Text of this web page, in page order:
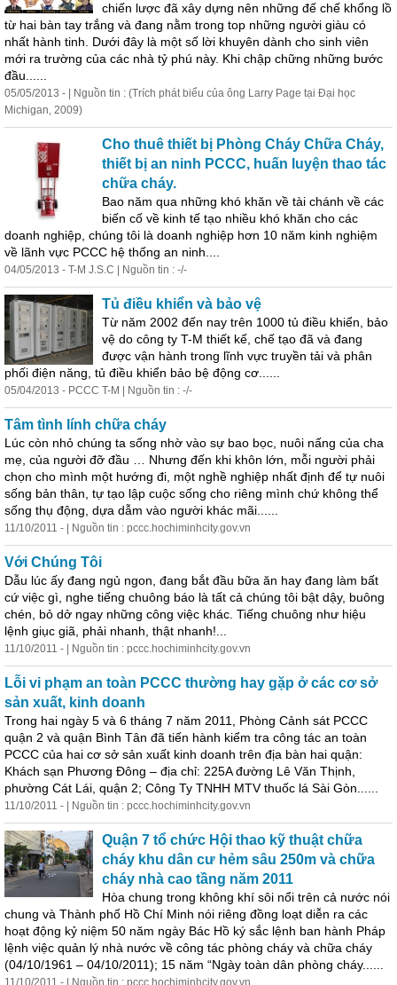
chiến lược đã xây dựng nên những đế chế khổng lồ
từ hai bàn tay trắng và đang nằm trong top những người giàu có
nhất hành tinh. Dưới đây là một số lời khuyên dành cho sinh viên
mới ra trường của các nhà tỷ phú này. Khi chập chững những bước
đầu......
05/05/2013 - | Nguồn tin : (Trích phát biểu của ông Larry Page tại Đại học
Michigan, 2009)
Cho thuê thiết bị Phòng Cháy Chữa Cháy,
thiết bị an ninh PCCC, huấn luyện thao tác
chữa cháy.
Bao năm qua những khó khăn về tài chánh về các
biến cố về kinh tế tạo nhiều khó khăn cho các
doanh nghiệp, chúng tôi là doanh nghiệp hơn 10 năm kinh nghiệm
về lãnh vực PCCC hệ thống an ninh....
04/05/2013 - T-M J.S.C | Nguồn tin : -/-
Tủ điều khiển và bảo vệ
Từ năm 2002 đến nay trên 1000 tủ điều khiển, bảo
vệ do công ty T-M thiết kế, chế tạo đã và đang
được vận hành trong lĩnh vực truyền tải và phân
phối điện năng, tủ điều khiển bảo bệ động cơ......
05/04/2013 - PCCC T-M | Nguồn tin : -/-
Tâm tình lính chữa cháy
Lúc còn nhỏ chúng ta sống nhờ vào sự bao bọc, nuôi nấng của cha
mẹ, của người đỡ đầu … Nhưng đến khi khôn lớn, mỗi người phải
chọn cho mình một hướng đi, một nghề nghiệp nhất định để tự nuôi
sống bản thân, tự tạo lập cuộc sống cho riêng mình chứ không thể
sống thụ động, dựa dẫm vào người khác mãi......
11/10/2011 - | Nguồn tin : pccc.hochiminhcity.gov.vn
Với Chúng Tôi
Dẫu lúc ấy đang ngủ ngon, đang bắt đầu bữa ăn hay đang làm bất
cứ việc gì, nghe tiếng chuông báo là tất cả chúng tôi bật dậy, buông
chén, bỏ dở ngay những công việc khác. Tiếng chuông như hiệu
lệnh giục giã, phải nhanh, thật nhanh!...
11/10/2011 - | Nguồn tin : pccc.hochiminhcity.gov.vn
Lỗi vi phạm an toàn PCCC thường hay gặp ở các cơ sở
sản xuất, kinh doanh
Trong hai ngày 5 và 6 tháng 7 năm 2011, Phòng Cảnh sát PCCC
quận 2 và quận Bình Tân đã tiến hành kiểm tra công tác an toàn
PCCC của hai cơ sở sản xuất kinh doanh trên địa bàn hai quận:
Khách sạn Phương Đông – địa chỉ: 225A đường Lê Văn Thịnh,
phường Cát Lái, quận 2; Công Ty TNHH MTV thuốc lá Sài Gòn......
11/10/2011 - | Nguồn tin : pccc.hochiminhcity.gov.vn
Quận 7 tổ chức Hội thao kỹ thuật chữa
cháy khu dân cư hẻm sâu 250m và chữa
cháy nhà cao tầng năm 2011
Hòa chung trong không khí sôi nổi trên cả nước nói
chung và Thành phố Hồ Chí Minh nói riêng đồng loạt diễn ra các
hoạt động kỷ niệm 50 năm ngày Bác Hồ ký sắc lệnh ban hành Pháp
lệnh việc quản lý nhà nước về công tác phòng cháy và chữa cháy
(04/10/1961 – 04/10/2011); 15 năm “Ngày toàn dân phòng cháy......
11/10/2011 - | Nguồn tin : pccc.hochiminhcity.gov.vn